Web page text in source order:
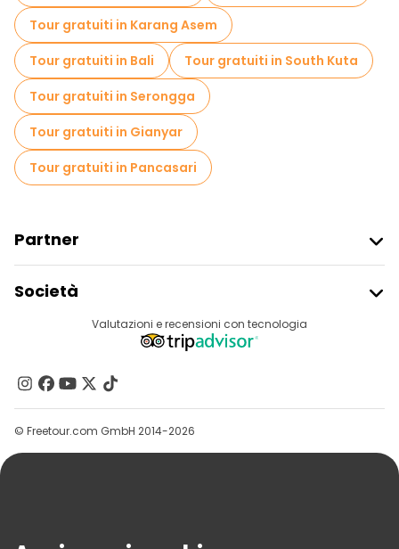
Tour gratuiti in Karang Asem
Tour gratuiti in Bali
Tour gratuiti in South Kuta
Tour gratuiti in Serongga
Tour gratuiti in Gianyar
Tour gratuiti in Pancasari
Partner
Accesso Del Fornitore
Programma Di Affiliazione
Società
Destinazioni
Contattaci
Gruppi
Aiuto
Valutazioni e recensioni con tecnologia
© Freetour.com GmbH 2014-2026